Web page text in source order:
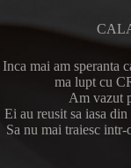
Inca mai am speranta
ma lupt cu
Am vazut
Ei au reusit sa iasa
Sa nu mai traiesc